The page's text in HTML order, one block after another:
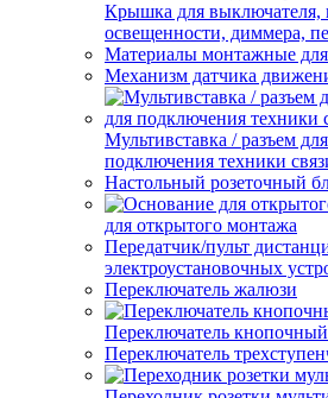
Крышка для выключателя,
освещенности, диммера,
Материалы монтажные
Механизм датчика
Мультивставка / разъем
подключения техники
Настольный розеточный
для открытого монтажа
Передатчик/пульт
электроустановочных
Переключатель жалюзи
Переключатель
Переключатель